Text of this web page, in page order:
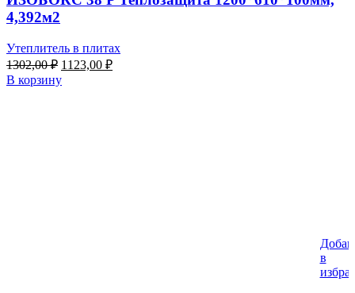
4,392м2
Утеплитель в плитах
1302,00₽ Первоначальная
цена
составляла
1123,00 ₽Текущая
В корзину
в